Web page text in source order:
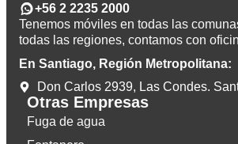
+56 2 2235 2000
Tenemos móviles en todas las
todas las regiones, contamos con
En Santiago, Región Metropolitana:
Don Carlos 2939, Las Condes.
Otras Empresas
Fuga de agua